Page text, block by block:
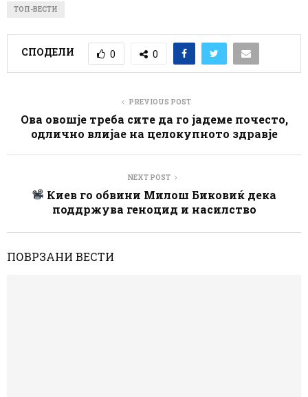
ТОП-ВЕСТИ
СПОДЕЛИ 0 0
PREVIOUS POST
Ова овошје треба сите да го јадеме почесто,
одлично влијае на целокупното здравје
NEXT POST
Киев го обвини Милош Биковиќ дека
поддржува геноцид и насилство
ПОВРЗАНИ ВЕСТИ